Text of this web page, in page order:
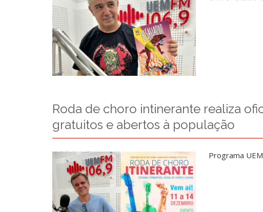
Roda de choro intinerante realiza
gratuitos e abertos à população
Programa